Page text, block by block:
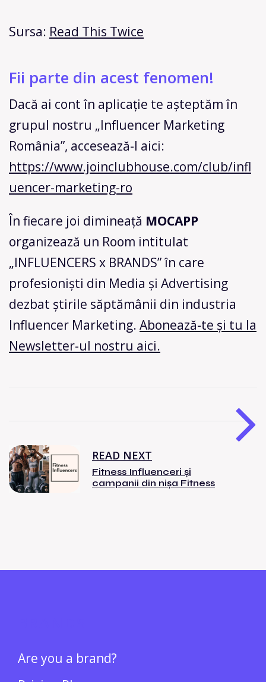
Sursa: Read This Twice
Fii parte din acest fenomen!
Dacă ai cont în aplicație te așteptăm în
grupul nostru „Influencer Marketing
România”, accesează-l aici:
https://www.joinclubhouse.com/club/infl
uencer-marketing-ro
În fiecare joi dimineață MOCAPP
organizează un Room intitulat
„INFLUENCERS x BRANDS” în care
profesioniști din Media și Advertising
dezbat știrile săptămânii din industria
Influencer Marketing. Abonează-te și tu la
Newsletter-ul nostru aici.
READ NEXT
Fitness Influenceri și
campanii din nișa Fitness
Are you a brand?